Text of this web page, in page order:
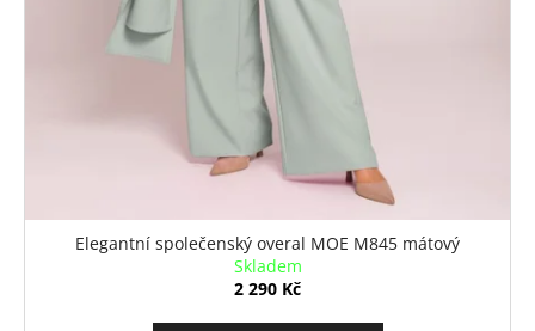
Elegantní společenský overal MOE M845 mátový
Skladem
2 290 Kč